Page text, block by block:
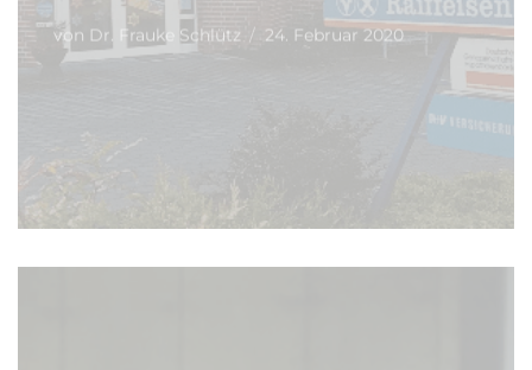
von Dr. Frauke Schlütz 24. Februar 2020